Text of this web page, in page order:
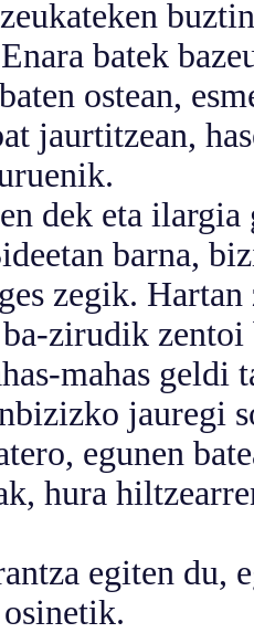
batek
ostean,
jaurtitzean,
eta ilargia
barna,
zegik.
zirudik zentoi
mahas
jauregi
egunen
hura
egiten du,